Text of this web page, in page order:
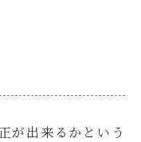
が出来るかという